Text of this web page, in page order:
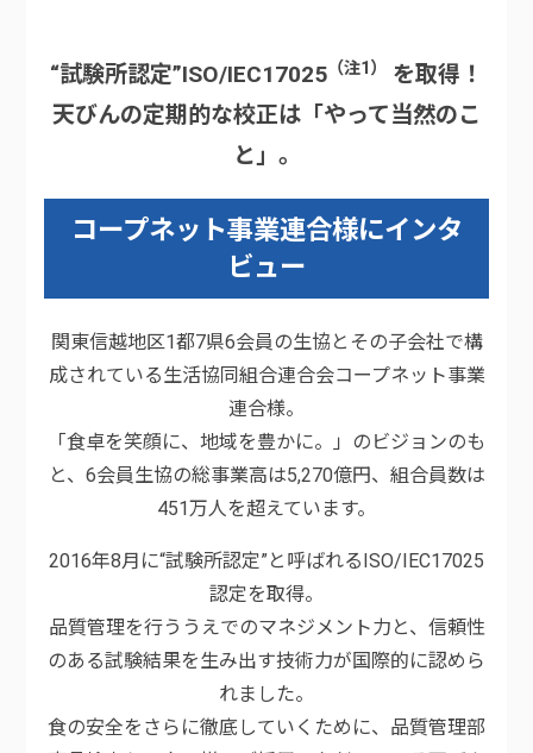
“試験所認定”ISO/IEC17025 （注1）
を取得！
天びんの定期的な校正は「やって当然のこ
と」。
コープネット事業連合様にインタ
ビュー
関東信越地区1都7県6会員の生協とその子会社で構
成されている生活協同組合連合会コープネット事業
連合様。
「食卓を笑顔に、地域を豊かに。」のビジョンのも
と、6会員生協の総事業高は5,270億円、組合員数は
451万人を超えています。
2016年8月に“試験所認定”と呼ばれるISO/IEC17025
認定を取得。
品質管理を行ううえでのマネジメント力と、信頼性
のある試験結果を生み出す技術力が国際的に認めら
れました。
食の安全をさらに徹底していくために、品質管理部